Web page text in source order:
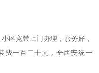
区宽带上门办理，服务好，
费一百二十元，全西安统一